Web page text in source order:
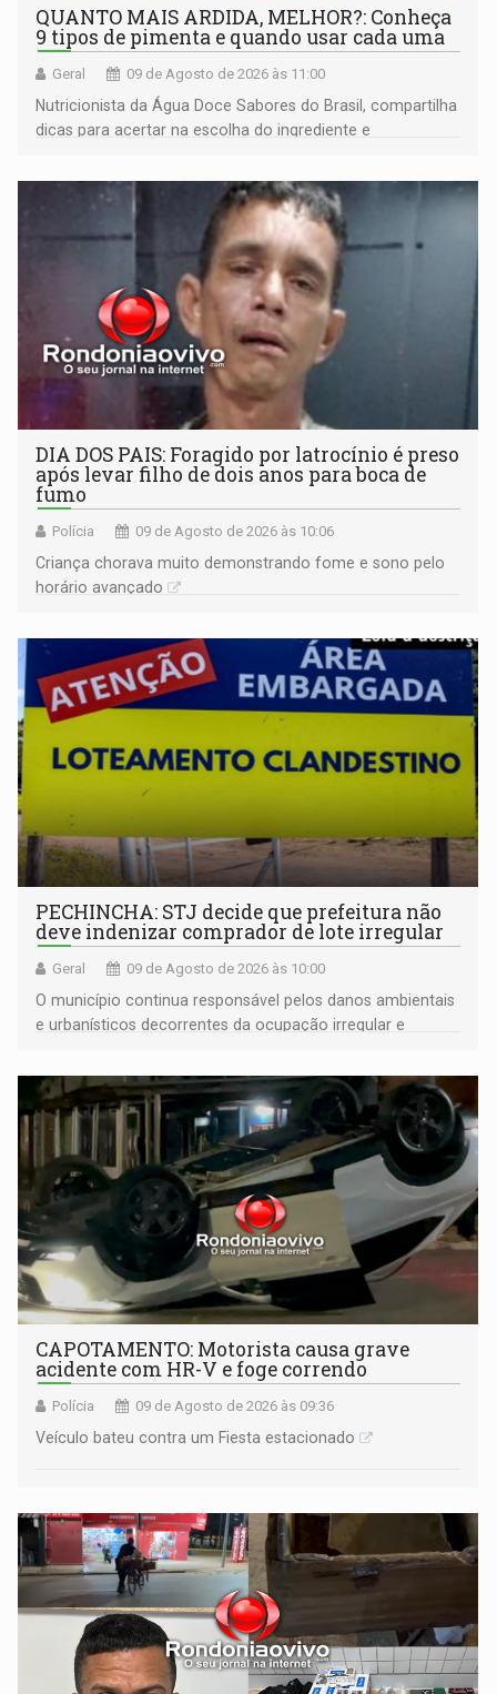
QUANTO MAIS ARDIDA, MELHOR?: Conheça
9 tipos de pimenta e quando usar cada uma
Geral 09 de Agosto de 2026 às 11:00
Nutricionista da Água Doce Sabores do Brasil, compartilha
dicas para acertar na escolha do ingrediente e
DIA DOS PAIS: Foragido por latrocínio é preso
após levar filho de dois anos para boca de
fumo
Polícia 09 de Agosto de 2026 às 10:06
Criança chorava muito demonstrando fome e sono pelo
horário avançado
PECHINCHA: STJ decide que prefeitura não
deve indenizar comprador de lote irregular
Geral 09 de Agosto de 2026 às 10:00
O município continua responsável pelos danos ambientais
e urbanísticos decorrentes da ocupação irregular e
CAPOTAMENTO: Motorista causa grave
acidente com HR-V e foge correndo
Polícia 09 de Agosto de 2026 às 09:36
Veículo bateu contra um Fiesta estacionado